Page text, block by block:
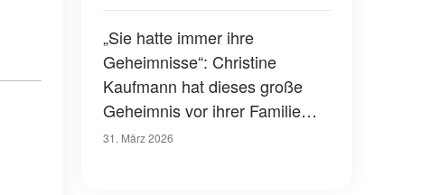
„Sie hatte immer ihre
Geheimnisse“: Christine
Kaufmann hat dieses große
Geheimnis vor ihrer Familie
verborgen
31. März 2026